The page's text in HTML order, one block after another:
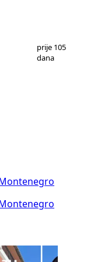
12
prije 105
dana